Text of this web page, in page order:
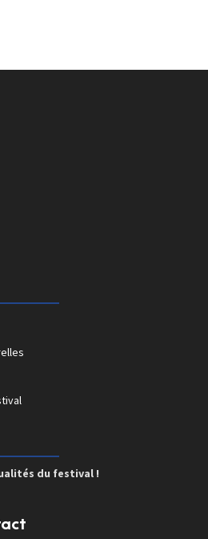
du festival !